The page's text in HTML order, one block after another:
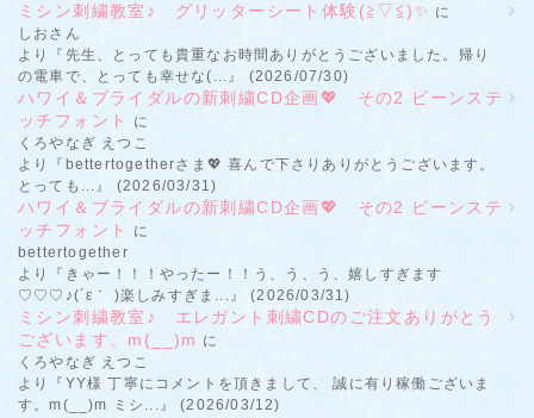
ミシン刺繍教室♪ グリッターシート体験(≧▽≦)✨ に
しおさん
より『先生、とっても貴重なお時間ありがとうございました。帰り
の電車で、とっても幸せな(...』 (2026/07/30)
ハワイ＆ブライダルの新刺繍CD企画💖 その2 ビーンステ
ッチフォント
に
くろやなぎ えつこ
より『bettertogetherさま💖 喜んで下さりありがとうございます。
とっても...』 (2026/03/31)
ハワイ＆ブライダルの新刺繍CD企画💖 その2 ビーンステ
ッチフォント
に
bettertogether
より『きゃー！！！やったー！！う、う、う、嬉しすぎます
♡♡♡♪(´ε｀ )楽しみすぎま...』 (2026/03/31)
ミシン刺繍教室♪ エレガント刺繍CDのご注文ありがとう
ございます。m(__)m に
くろやなぎ えつこ
より『YY様 丁寧にコメントを頂きまして、 誠に有り稼働ございま
す。m(__)m ミシ...』 (2026/03/12)